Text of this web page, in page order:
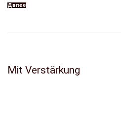
Далее
Mit Verstärkung